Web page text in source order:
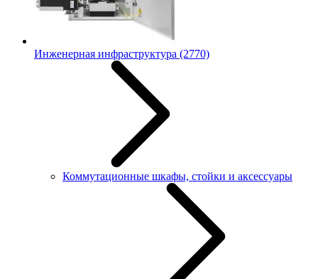
Инженерная инфраструктура (2770)
Коммутационные шкафы, стойки и аксессуары